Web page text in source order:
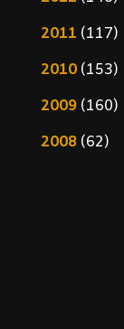
2011 (117)
2010(153)
2009(160)
2008(62)